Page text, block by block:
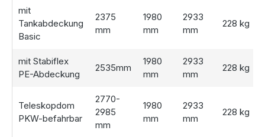
Ressourcen zu schonen.
Schonend für Pflanzen:
Regenwasser ist weicher und
kalkfrei, wodurch es sich hervorragend für die
Unabhängigkeit:
Eine gefüllte Zisterne sorgt dafür,
dass Sie auch in trockenen Sommern ausreichend
Individuelle Ausstattung für Ihre
mit
Tankabdeckung
Basic
2375
mm
1980
mm
2933
mm
228 kg
mit Stabiflex
PE-Abdeckung
2535mm
1980
mm
2933
mm
228 kg
Teleskopdom
PKW-befahrbar
2770-
2985
mm
1980
mm
2933
mm
228 kg